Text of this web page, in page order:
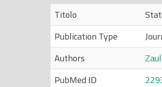
Titolo
Publication Type
Authors
PubMed ID